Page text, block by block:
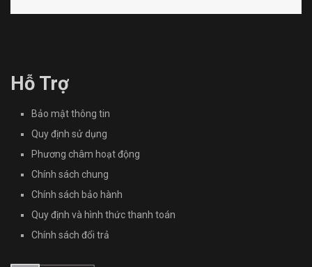
Hỗ Trợ
Bảo mật thông tin
Quy định sử dụng
Phương châm hoạt động
Chính sách chung
Chính sách bảo hành
Quy định và hình thức thanh toán
Chính sách đổi trả